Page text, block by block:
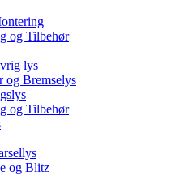
og Tilbehør
lys
og Bremselys
og Tilbehør
og Blitz